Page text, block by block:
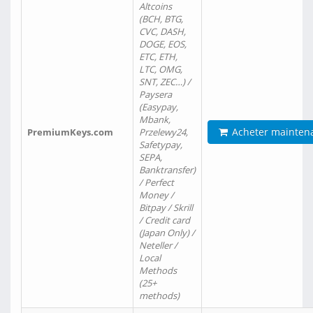
PremiumKeys.com
Altcoins
(BCH, BTG,
CVC, DASH,
DOGE, EOS,
ETC, ETH,
LTC, OMG,
SNT, ZEC…) /
Paysera
(Easypay,
Mbank,
Przelewy24,
Safetypay,
SEPA,
Banktransfer)
/ Perfect
Money /
Bitpay / Skrill
/ Credit card
(Japan Only) /
Neteller /
Local
Methods
(25+
methods)
Acheter